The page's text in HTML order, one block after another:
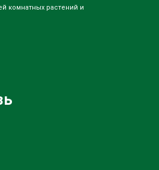
комнатных растений и